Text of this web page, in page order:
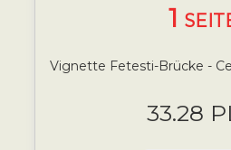
1
Vignette Fetesti-Brücke -
33.28